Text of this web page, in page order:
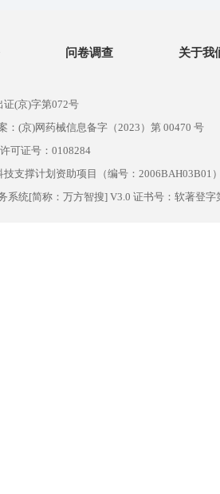
问卷调查 关于我
证(京)字第072号
：(京)网药械信息备字（2023）第 00470 号
可证号：0108284
支撑计划资助项目（编号：2006BAH03B01
系统[简称：万方智搜] V3.0 证书号：软著登字